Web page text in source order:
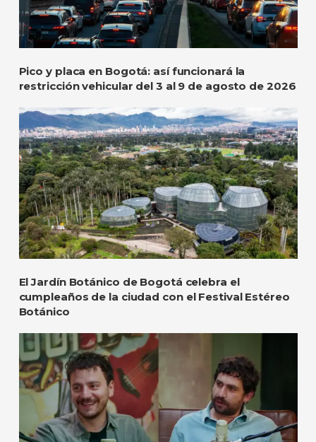
Pico y placa en Bogotá: así funcionará la
restricción vehicular del 3 al 9 de agosto de 2026
El Jardín Botánico de Bogotá celebra el
cumpleaños de la ciudad con el Festival Estéreo
Botánico